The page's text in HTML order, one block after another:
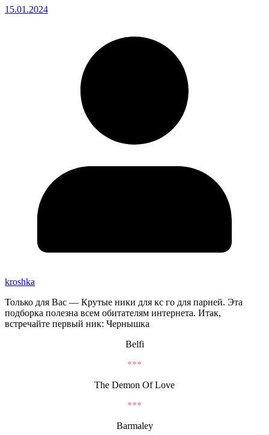
15.01.2024
kroshka
Только для Вас — Крутые ники для кс го для парней. Эта
подборка полезна всем обитателям интернета. Итак,
встречайте первый ник: Чернышка
Belfi
***
The Demon Of Love
***
Barmaley